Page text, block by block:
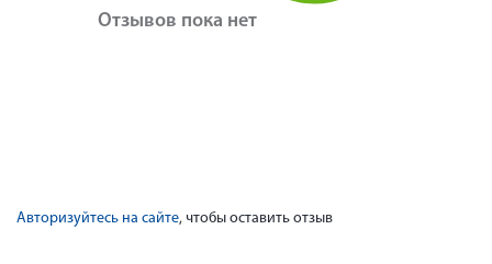
Отзывов пока нет
Авторизуйтесь на сайте, чтобы оставить отзыв